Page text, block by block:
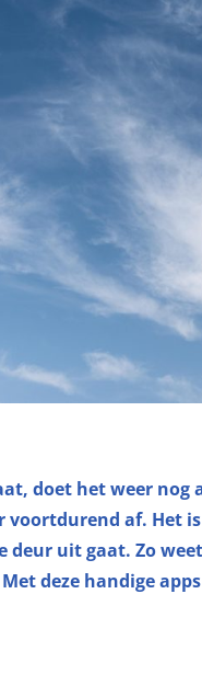
doet het weer
voortdurend af. Het
uit gaat. Zo
deze handige